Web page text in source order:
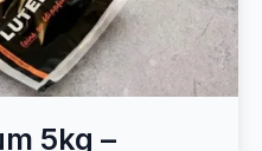
5kg –